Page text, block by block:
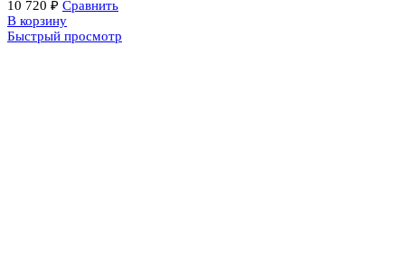
10 720 ₽ Сравнить
В корзину
Быстрый просмотр